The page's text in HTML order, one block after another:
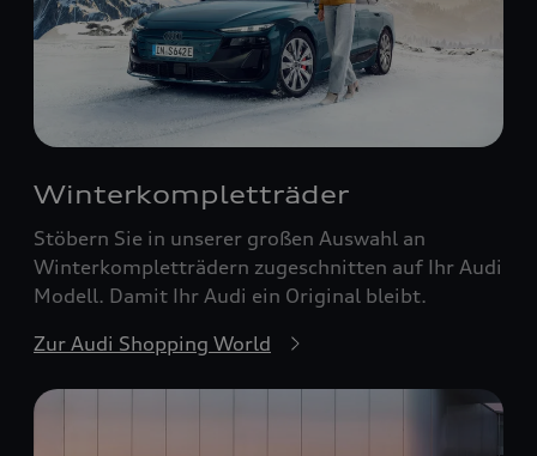
Winterkompletträder
Stöbern Sie in unserer großen Auswahl an
Winterkompletträdern zugeschnitten auf Ihr Audi
Modell. Damit Ihr Audi ein Original bleibt.
Zur Audi Shopping World